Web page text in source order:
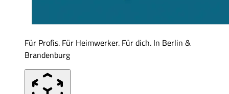
Für Profis. Für Heimwerker. Für dich. In Berlin &
Brandenburg